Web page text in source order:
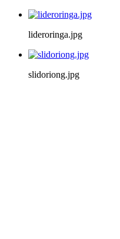
lideroringa.jpg
slidoriong.jpg